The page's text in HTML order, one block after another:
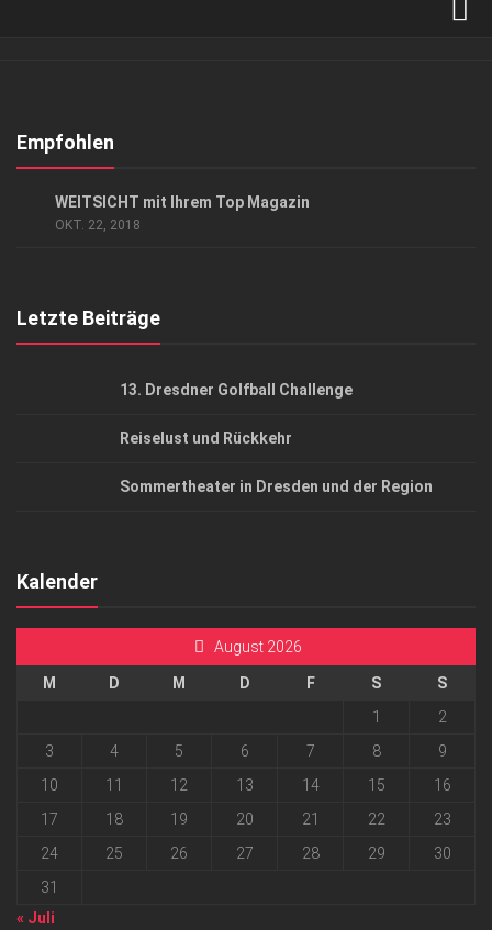
Kontakt, Impressum
Empfohlen
WEITSICHT mit Ihrem Top Magazin
OKT. 22, 2018
Letzte Beiträge
13. Dresdner Golfball Challenge
Reiselust und Rückkehr
Sommertheater in Dresden und der Region
Kalender
August 2026
M D M D F S
S
1
2
3
4 5 6 7 8
9
10
11 12 13 14 15
16
17
18 19 20 21 22
23
24
25 26 27 28 29
30
31
« Juli